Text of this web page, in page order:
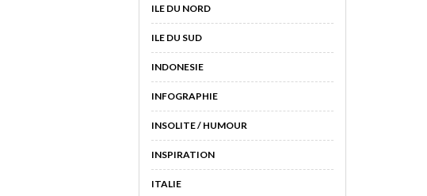
ILE DU NORD
ILE DU SUD
INDONESIE
INFOGRAPHIE
INSOLITE / HUMOUR
INSPIRATION
ITALIE